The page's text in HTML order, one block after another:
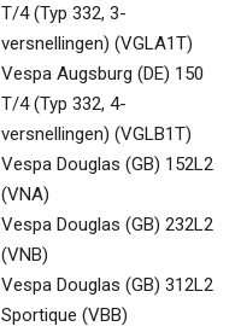
T/4 (Typ 332, 3-
versnellingen) (VGLA1T)
Vespa Augsburg (DE) 150
T/4 (Typ 332, 4-
versnellingen) (VGLB1T)
Vespa Douglas (GB) 152L2
(VNA)
Vespa Douglas (GB) 232L2
(VNB)
Vespa Douglas (GB) 312L2
Sportique (VBB)